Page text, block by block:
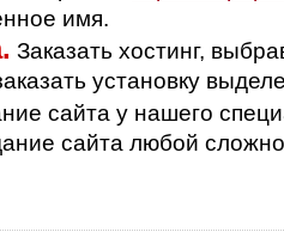
имя.
Заказать хостинг,
установку
сайта у нашего
сайта любой